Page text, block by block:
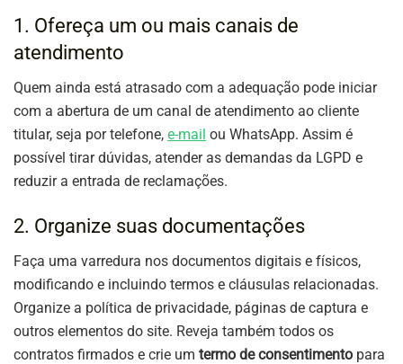
1. Ofereça um ou mais canais de
atendimento
Quem ainda está atrasado com a adequação pode iniciar
com a abertura de um canal de atendimento ao cliente
titular, seja por telefone, e-mail ou WhatsApp. Assim é
possível tirar dúvidas, atender as demandas da LGPD e
reduzir a entrada de reclamações.
2. Organize suas documentações
Faça uma varredura nos documentos digitais e físicos,
modificando e incluindo termos e cláusulas relacionadas.
Organize a política de privacidade, páginas de captura e
outros elementos do site. Reveja também todos os
contratos firmados e crie um termo de consentimento para